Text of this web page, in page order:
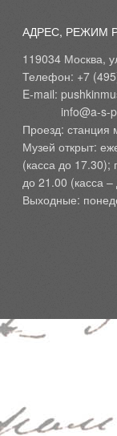
АДРЕС, РЕЖИМ
119034 Москва,
Телефон: +7
E-mail:
Проезд: станция
Музей открыт:
(касса до 17.30);
до 21.00 (касса
Выходные: